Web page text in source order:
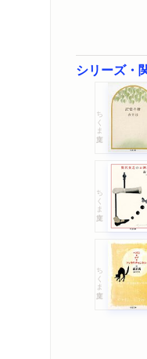
シリーズ・
ちくま文庫
ちくま文庫
ちくま文庫